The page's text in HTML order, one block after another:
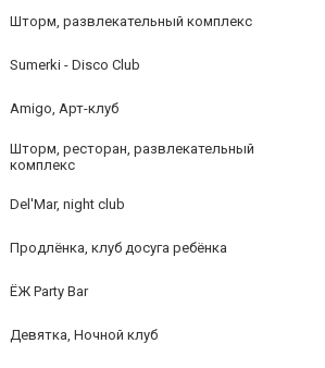
Шторм, развлекательный комплекс
Sumerki - Disco Club
Amigo, Арт-клуб
Шторм, ресторан, развлекательный
комплекс
Del'Mar, night club
Продлёнка, клуб досуга ребёнка
ЁЖ Party Bar
Девятка, Ночной клуб